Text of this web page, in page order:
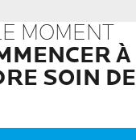
MOMENT
À
SOIN